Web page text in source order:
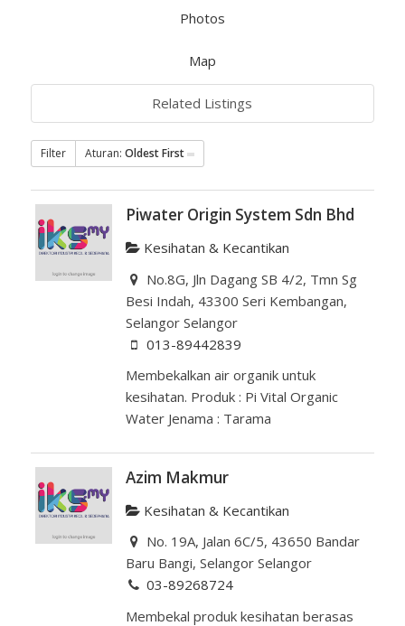
Photos
Map
Related Listings
Filter Aturan: Oldest First
Piwater Origin System Sdn Bhd
Kesihatan & Kecantikan
No.8G, Jln Dagang SB 4/2, Tmn Sg
Besi Indah, 43300 Seri Kembangan,
Selangor Selangor
013-89442839
Membekalkan air organik untuk
kesihatan. Produk : Pi Vital Organic
Water Jenama : Tarama
Azim Makmur
Kesihatan & Kecantikan
No. 19A, Jalan 6C/5, 43650 Bandar
Baru Bangi, Selangor Selangor
03-89268724
Membekal produk kesihatan berasas